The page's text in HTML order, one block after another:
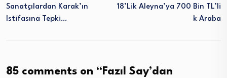
Sanatçılardan Karak’ın
Istifasına Tepki…
18’lik Aleyna’ya 700 Bin TL’li
K Araba
85 comments on “Fazıl Say’dan